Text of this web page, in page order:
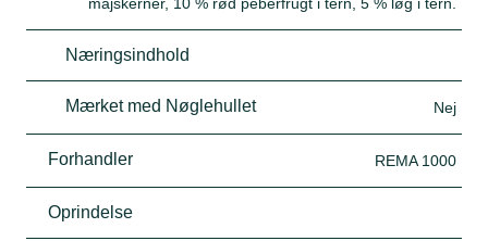
Næringsindhold
Mærket med Nøglehullet Nej
Forhandler REMA 1000
Oprindelse